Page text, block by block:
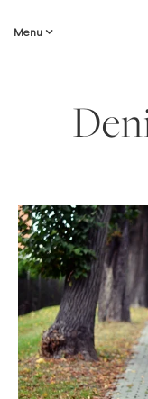
Menu